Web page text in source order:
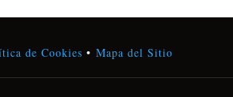
de Cookies • Mapa del Sitio